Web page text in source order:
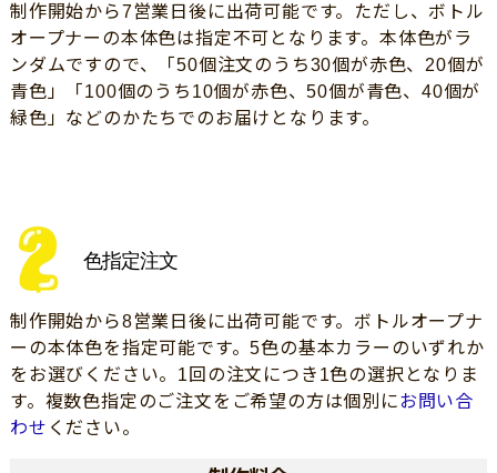
制作開始から7営業日後に出荷可能です。ただし、ボトル
オープナーの本体色は指定不可となります。本体色がラ
ンダムですので、「50個注文のうち30個が赤色、20個が
青色」「100個のうち10個が赤色、50個が青色、40個が
緑色」などのかたちでのお届けとなります。
色指定注文
制作開始から8営業日後に出荷可能です。ボトルオープナ
ーの本体色を指定可能です。5色の基本カラーのいずれか
をお選びください。1回の注文につき1色の選択となりま
す。複数色指定のご注文をご希望の方は個別にお問い合
わせ ください。